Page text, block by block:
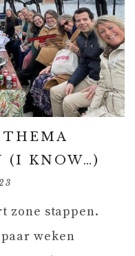
THEMA
(I KNOW…)
zone stappen.
weken